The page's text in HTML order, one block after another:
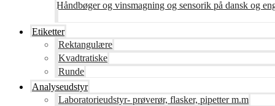
Håndbøger og vinsmagning og sensorik på dansk og
Etiketter
Rektangulære
Kvadtratiske
Runde
Analyseudstyr
Laboratorieudstyr- prøverør, flasker, pipetter m.m